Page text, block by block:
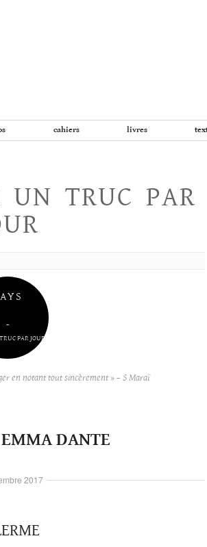
cahiers livres
TRUC PAR
–
PAR JOUR
en notant tout sincèrement » – S Maraï
EMMA DANTE
2017